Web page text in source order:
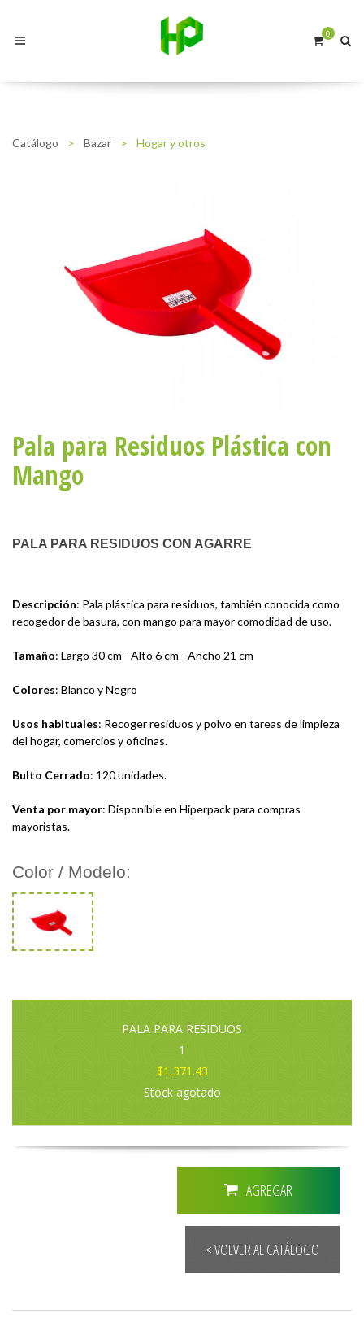
0
Catálogo > Bazar > Hogar y otros
Pala para Residuos Plástica con
Mango
PALA PARA RESIDUOS CON AGARRE
Descripción: Pala plástica para residuos, también conocida como
recogedor de basura, con mango para mayor comodidad de uso.
Tamaño: Largo 30 cm - Alto 6 cm - Ancho 21 cm
Colores: Blanco y Negro
Usos habituales: Recoger residuos y polvo en tareas de limpieza
del hogar, comercios y oficinas.
Bulto Cerrado: 120 unidades.
Venta por mayor: Disponible en Hiperpack para compras
mayoristas.
Color / Modelo:
PALA PARA RESIDUOS
1
$1,371.43
Stock agotado
AGREGAR
< VOLVER AL CATÁLOGO